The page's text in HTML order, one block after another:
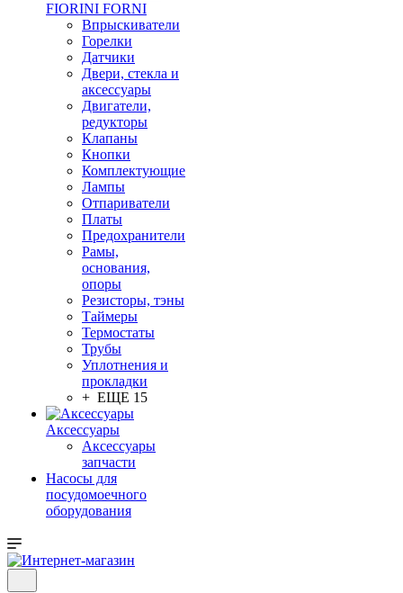
FIORINI FORNI
Впрыскиватели
Горелки
Датчики
Двери, стекла и
аксессуары
Двигатели,
редукторы
Клапаны
Кнопки
Комплектующие
Лампы
Отпариватели
Платы
Предохранители
Рамы,
основания,
опоры
Резисторы, тэны
Таймеры
Термостаты
Трубы
Уплотнения и
прокладки
+ ЕЩЕ 15
Аксессуары
Аксессуары
запчасти
Насосы для
посудомоечного
оборудования